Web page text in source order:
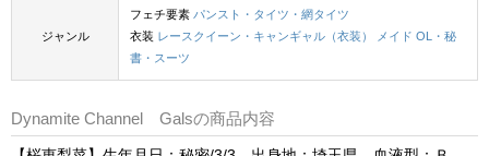
ジャンル
フェチ要素 パンスト・タイツ・網タイツ
衣装 レースクイーン・キャンギャル（衣装） メイド OL・秘
書・スーツ
Dynamite Channel Galsの商品内容